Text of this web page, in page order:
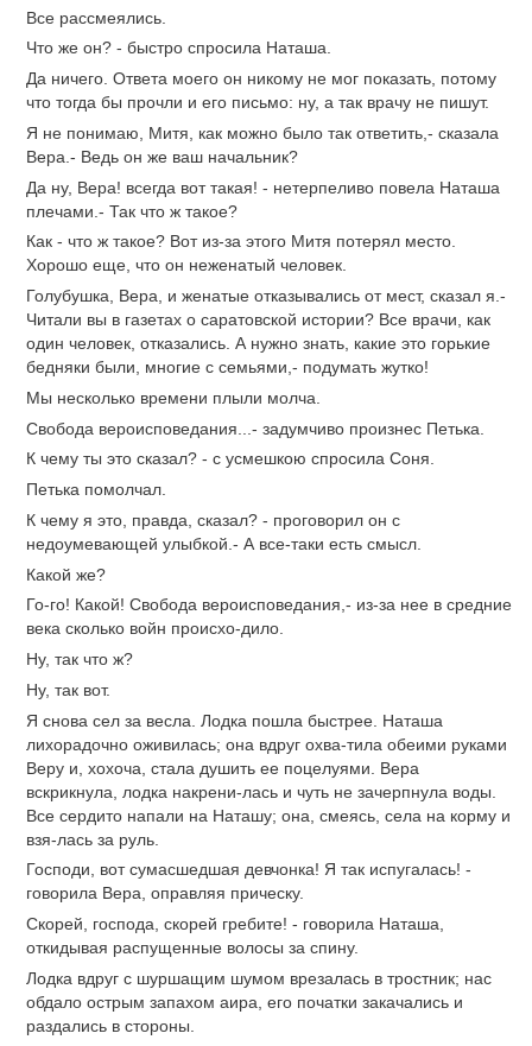
Все рассмеялись.
Что же он? - быстро спросила Наташа.
Да ничего. Ответа моего он никому не мог показать, потому
что тогда бы прочли и его письмо: ну, а так врачу не пишут.
Я не понимаю, Митя, как можно было так ответить,- сказала
Вера.- Ведь он же ваш начальник?
Да ну, Вера! всегда вот такая! - нетерпеливо повела Наташа
плечами.- Так что ж такое?
Как - что ж такое? Вот из-за этого Митя потерял место.
Хорошо еще, что он неженатый человек.
Голубушка, Вера, и женатые отказывались от мест, сказал я.-
Читали вы в газетах о саратовской истории? Все врачи, как
один человек, отказались. А нужно знать, какие это горькие
бедняки были, многие с семьями,- подумать жутко!
Мы несколько времени плыли молча.
Свобода вероисповедания...- задумчиво произнес Петька.
К чему ты это сказал? - с усмешкою спросила Соня.
Петька помолчал.
К чему я это, правда, сказал? - проговорил он с
недоумевающей улыбкой.- А все-таки есть смысл.
Какой же?
Го-го! Какой! Свобода вероисповедания,- из-за нее в средние
века сколько войн происхо-дило.
Ну, так что ж?
Ну, так вот.
Я снова сел за весла. Лодка пошла быстрее. Наташа
лихорадочно оживилась; она вдруг охва-тила обеими руками
Веру и, хохоча, стала душить ее поцелуями. Вера
вскрикнула, лодка накрени-лась и чуть не зачерпнула воды.
Все сердито напали на Наташу; она, смеясь, села на корму и
взя-лась за руль.
Господи, вот сумасшедшая девчонка! Я так испугалась! -
говорила Вера, оправляя прическу.
Скорей, господа, скорей гребите! - говорила Наташа,
откидывая распущенные волосы за спину.
Лодка вдруг с шуршащим шумом врезалась в тростник; нас
обдало острым запахом аира, его початки закачались и
раздались в стороны.